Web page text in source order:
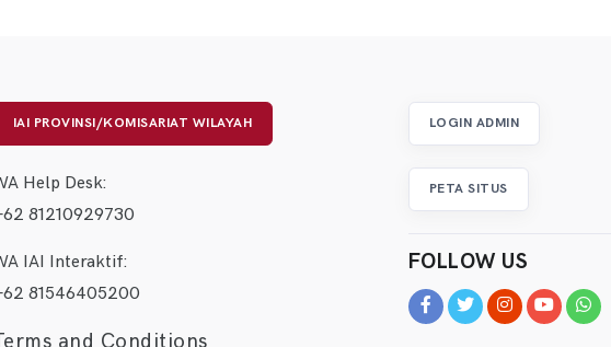
IAI PROVINSI/KOMISARIAT WILAYAH
Help Desk:
81210929730
IAI Interaktif:
81546405200
LOGIN ADMIN
PETA SITUS
FOLLOW US